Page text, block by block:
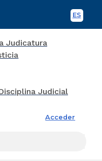
ES
Acceder